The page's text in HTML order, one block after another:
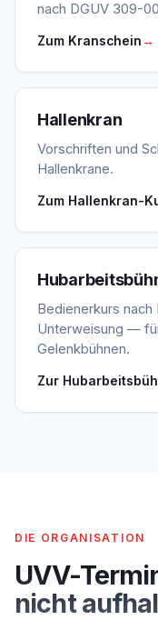
nach DGUV 309-
Zum Kranschein→
Hallenkran
Vorschriften und
Hallenkrane.
Zum Hallenkran-
Bedienerkurs
Unterweisung —
Gelenkbühnen.
Zur
DIE ORGANISATION
UVV-
nicht